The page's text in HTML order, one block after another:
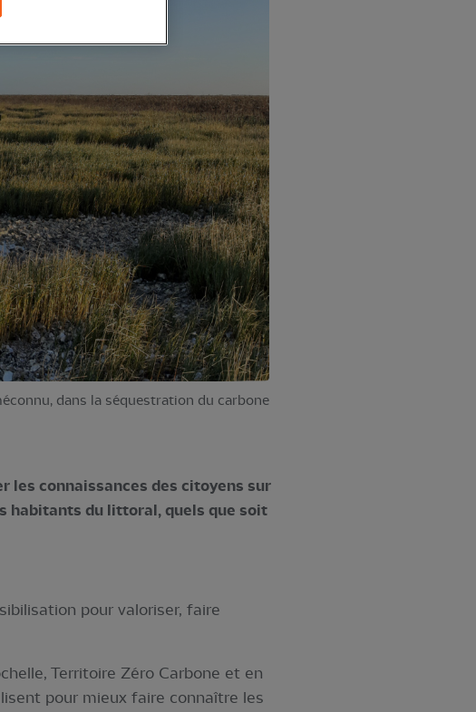
dans la séquestration du carbone
les connaissances des citoyens sur
habitants du littoral, quels que soit
pour valoriser, faire
Territoire Zéro Carbone et en
pour mieux faire connaître les